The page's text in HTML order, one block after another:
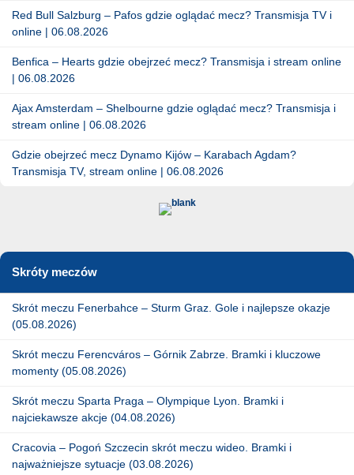
Red Bull Salzburg – Pafos gdzie oglądać mecz? Transmisja TV i
online | 06.08.2026
Benfica – Hearts gdzie obejrzeć mecz? Transmisja i stream online
| 06.08.2026
Ajax Amsterdam – Shelbourne gdzie oglądać mecz? Transmisja i
stream online | 06.08.2026
Gdzie obejrzeć mecz Dynamo Kijów – Karabach Agdam?
Transmisja TV, stream online | 06.08.2026
Skróty meczów
Skrót meczu Fenerbahce – Sturm Graz. Gole i najlepsze okazje
(05.08.2026)
Skrót meczu Ferencváros – Górnik Zabrze. Bramki i kluczowe
momenty (05.08.2026)
Skrót meczu Sparta Praga – Olympique Lyon. Bramki i
najciekawsze akcje (04.08.2026)
Cracovia – Pogoń Szczecin skrót meczu wideo. Bramki i
najważniejsze sytuacje (03.08.2026)